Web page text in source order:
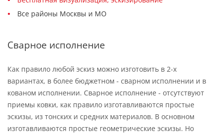
Все районы Москвы и МО
Сварное исполнение
Как правило любой эскиз можно изготовить в 2-х
вариантах, в более бюджетном - сварном исполнении и в
кованом исполнении. Сварное исполнение - отсутствуют
приемы ковки, как правило изготавливаются простые
эскизы, из тонских и средних материалов. В основном
изготавливаются простые геометрические эскизы. Но